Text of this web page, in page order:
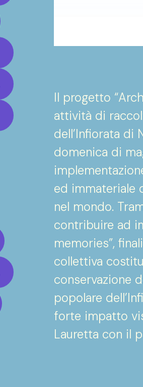
Il progetto
attività di
dell’Infiorata di
domenica di
ed immateriale
nel mondo.
contribuire ad
memories”,
collettiva
conservazione
popolare
forte impatto
Lauretta con il